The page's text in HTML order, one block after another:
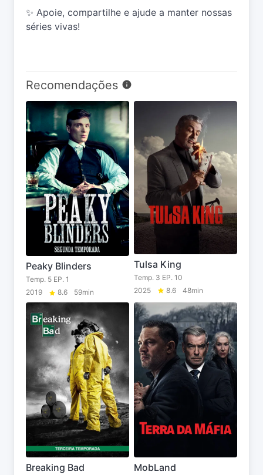
✨ Apoie, compartilhe e ajude a manter nossas
séries vivas!
Recomendações
Peaky Blinders
Temp. 5 EP. 1
2019
8.6 59min
Tulsa King
Temp. 3 EP. 10
2025
8.6 48min
Breaking Bad MobLand